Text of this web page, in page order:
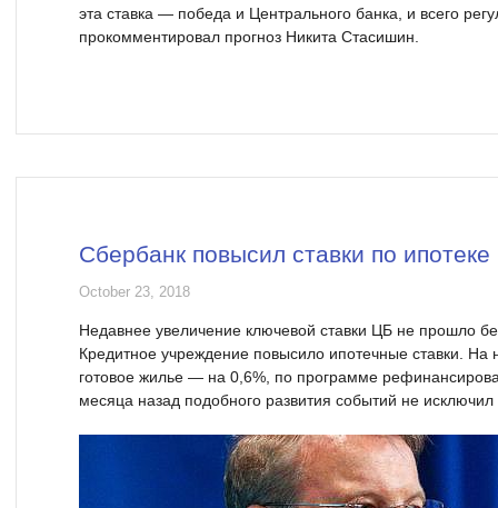
эта ставка — победа и Центрального банка, и всего
прокомментировал прогноз Никита Стасишин.
Сбербанк повысил ставки по ипотеке
October 23, 2018
Недавнее увеличение ключевой ставки ЦБ не прошло
Кредитное учреждение повысило ипотечные ставки.
готовое жилье — на 0,6%, по программе
месяца назад подобного развития событий не